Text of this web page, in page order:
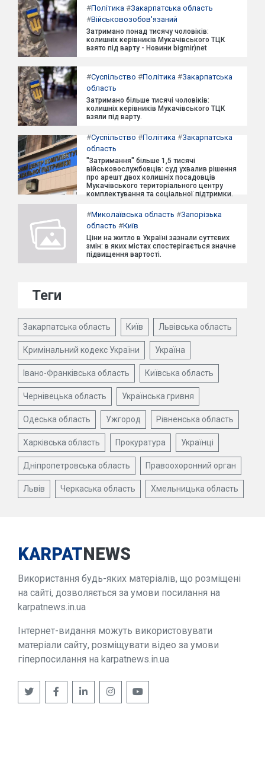
#Політика #Закарпатська область
#Військовозобов'язаний
Затримано понад тисячу чоловіків:
колишніх керівників Мукачівського ТЦК
взято під варту - Новини bigmir)net
#Суспільство #Політика #Закарпатська
область
Затримано більше тисячі чоловіків:
колишніх керівників Мукачівського ТЦК
взяли під варту.
#Суспільство #Політика #Закарпатська
область
"Затримання" більше 1,5 тисячі
військовослужбовців: суд ухвалив рішення
про арешт двох колишніх посадовців
Мукачівського територіального центру
комплектування та соціальної підтримки.
#Миколаївська область #Запорізька
область #Київ
Ціни на житло в Україні зазнали суттєвих
змін: в яких містах спостерігається значне
підвищення вартості.
Теги
Закарпатська область Київ Львівська область
Кримінальний кодекс України Україна
Івано-Франківська область Київська область
Чернівецька область Українська гривня
Одеська область Ужгород Рівненська область
Харківська область Прокуратура Українці
Дніпропетровська область Правоохоронний орган
Львів Черкаська область Хмельницька область
KARPATNEWS
Використання будь-яких матеріалів, що розміщені
на сайті, дозволяється за умови посилання на
karpatnews.in.ua
Інтернет-видання можуть використовувати
матеріали сайту, розміщувати відео за умови
гіперпосилання на karpatnews.in.ua